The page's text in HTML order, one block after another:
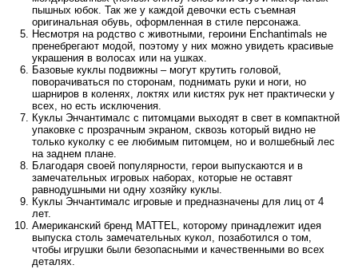
пышных юбок. Так же у каждой девочки есть съемная
оригинальная обувь, оформленная в стиле персонажа.
Несмотря на родство с животными, героини Enchantimals не
пренебрегают модой, поэтому у них можно увидеть красивые
украшения в волосах или на ушках.
Базовые куклы подвижны – могут крутить головой,
поворачиваться по сторонам, поднимать руки и ноги, но
шарниров в коленях, локтях или кистях рук нет практически у
всех, но есть исключения.
Куклы Энчантималс с питомцами выходят в свет в компактной
упаковке с прозрачным экраном, сквозь который видно не
только куколку с ее любимым питомцем, но и волшебный лес
на заднем плане.
Благодаря своей популярности, герои выпускаются и в
замечательных игровых наборах, которые не оставят
равнодушными ни одну хозяйку куклы.
Куклы Энчантималс игровые и предназначены для лиц от 4
лет.
Американский бренд MATTEL, которому принадлежит идея
выпуска столь замечательных кукол, позаботился о том,
чтобы игрушки были безопасными и качественными во всех
деталях.